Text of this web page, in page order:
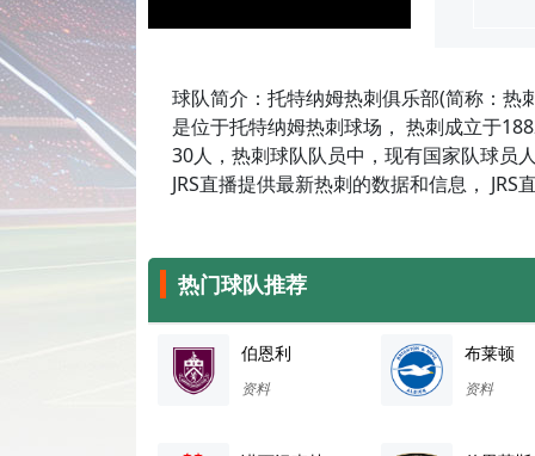
球队简介：托特纳姆热刺俱乐部(简称：热
是位于托特纳姆热刺球场， 热刺成立于
30人，热刺球队队员中，现有国家队球员
JRS直播提供最新热刺的数据和信息，
热门球队推荐
伯恩利
资料
布莱顿
资料